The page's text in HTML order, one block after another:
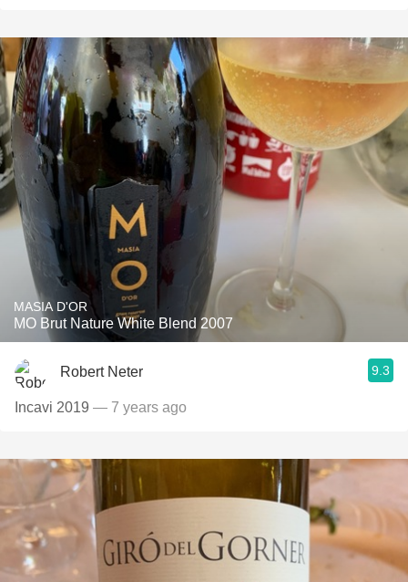
MASIA D'OR
MO Brut Nature White Blend 2007
Robert Neter 9.3
Incavi 2019 — 7 years ago